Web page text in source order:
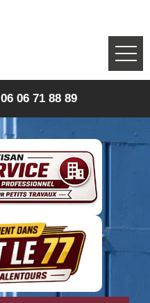
06 06 71 88 89